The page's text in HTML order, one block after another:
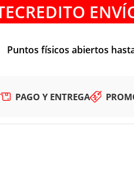
Puntos físicos abiertos
PAGO Y ENTREGA